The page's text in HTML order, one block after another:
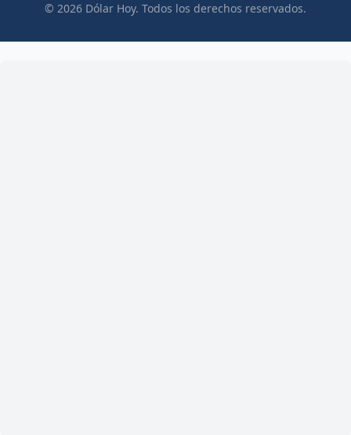
© 2026 Dólar Hoy. Todos los derechos reservados.